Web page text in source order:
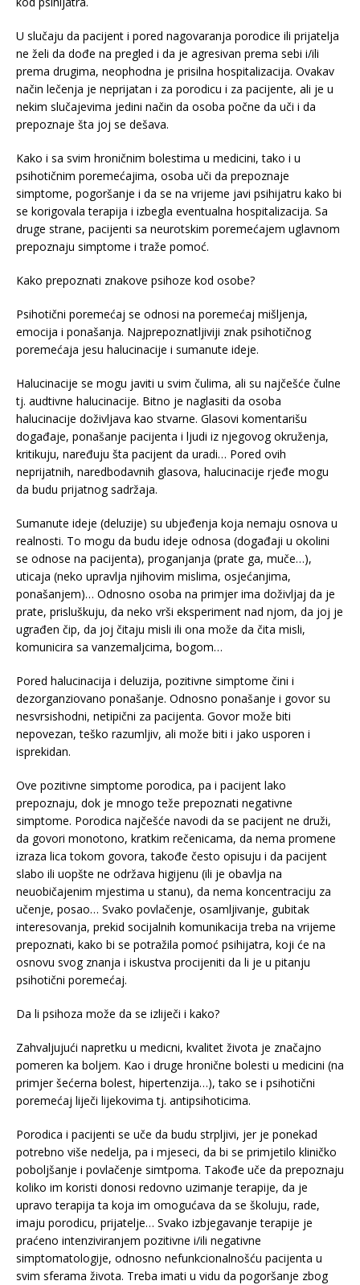
U slučaju da pacijent i pored nagovaranja porodice ili prijatelja
ne želi da dođe na pregled i da je agresivan prema sebi i/ili
prema drugima, neophodna je prisilna hospitalizacija. Ovakav
način lečenja je neprijatan i za porodicu i za pacijente, ali je u
nekim slučajevima jedini način da osoba počne da uči i da
prepoznaje šta joj se dešava.
Kako i sa svim hroničnim bolestima u medicini, tako i u
psihotičnim poremećajima, osoba uči da prepoznaje
simptome, pogoršanje i da se na vrijeme javi psihijatru kako bi
se korigovala terapija i izbegla eventualna hospitalizacija. Sa
druge strane, pacijenti sa neurotskim poremećajem uglavnom
prepoznaju simptome i traže pomoć.
Kako prepoznati znakove psihoze kod osobe?
Psihotični poremećaj se odnosi na poremećaj mišljenja,
emocija i ponašanja. Najprepoznatljiviji znak psihotičnog
poremećaja jesu halucinacije i sumanute ideje.
Halucinacije se mogu javiti u svim čulima, ali su najčešće čulne
tj. audtivne halucinacije. Bitno je naglasiti da osoba
halucinacije doživljava kao stvarne. Glasovi komentarišu
događaje, ponašanje pacijenta i ljudi iz njegovog okruženja,
kritikuju, naređuju šta pacijent da uradi… Pored ovih
neprijatnih, naredbodavnih glasova, halucinacije rjeđe mogu
da budu prijatnog sadržaja.
Sumanute ideje (deluzije) su ubjeđenja koja nemaju osnova u
realnosti. To mogu da budu ideje odnosa (događaji u okolini
se odnose na pacijenta), proganjanja (prate ga, muče…),
uticaja (neko upravlja njihovim mislima, osjećanjima,
ponašanjem)… Odnosno osoba na primjer ima doživljaj da je
prate, prisluškuju, da neko vrši eksperiment nad njom, da joj je
ugrađen čip, da joj čitaju misli ili ona može da čita misli,
komunicira sa vanzemaljcima, bogom…
Pored halucinacija i deluzija, pozitivne simptome čini i
dezorganziovano ponašanje. Odnosno ponašanje i govor su
nesvrsishodni, netipični za pacijenta. Govor može biti
nepovezan, teško razumljiv, ali može biti i jako usporen i
isprekidan.
Ove pozitivne simptome porodica, pa i pacijent lako
prepoznaju, dok je mnogo teže prepoznati negativne
simptome. Porodica najčešće navodi da se pacijent ne druži,
da govori monotono, kratkim rečenicama, da nema promene
izraza lica tokom govora, takođe često opisuju i da pacijent
slabo ili uopšte ne održava higijenu (ili je obavlja na
neuobičajenim mjestima u stanu), da nema koncentraciju za
učenje, posao… Svako povlačenje, osamljivanje, gubitak
interesovanja, prekid socijalnih komunikacija treba na vrijeme
prepoznati, kako bi se potražila pomoć psihijatra, koji će na
osnovu svog znanja i iskustva procijeniti da li je u pitanju
psihotični poremećaj.
Da li psihoza može da se izliječi i kako?
Zahvaljujući napretku u medicni, kvalitet života je značajno
pomeren ka boljem. Kao i druge hronične bolesti u medicini (na
primjer šećerna bolest, hipertenzija…), tako se i psihotični
poremećaj liječi lijekovima tj. antipsihoticima.
Porodica i pacijenti se uče da budu strpljivi, jer je ponekad
potrebno više nedelja, pa i mjeseci, da bi se primjetilo kliničko
poboljšanje i povlačenje simtpoma. Takođe uče da prepoznaju
koliko im koristi donosi redovno uzimanje terapije, da je
upravo terapija ta koja im omogućava da se školuju, rade,
imaju porodicu, prijatelje… Svako izbjegavanje terapije je
praćeno intenziviranjem pozitivne i/ili negativne
simptomatologije, odnosno nefunkcionalnošću pacijenta u
svim sferama života. Treba imati u vidu da pogoršanje zbog